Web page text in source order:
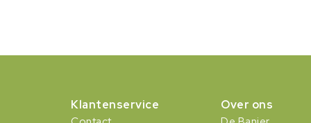
Klantenservice Over ons